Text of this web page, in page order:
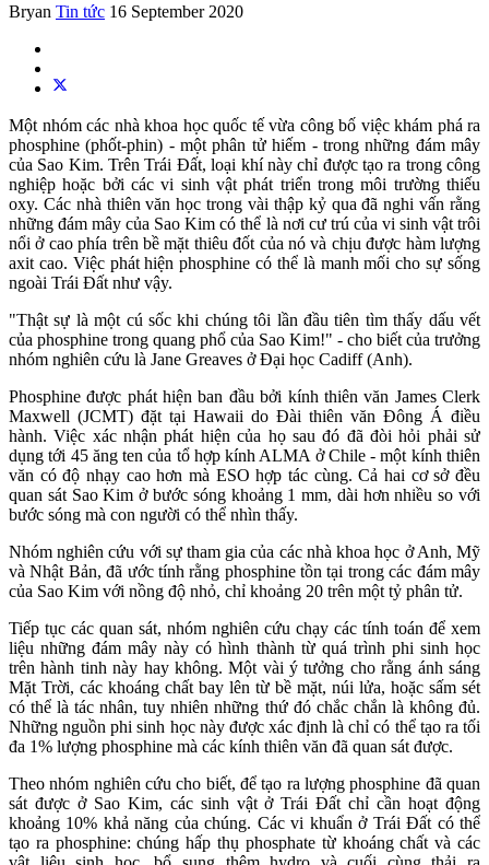
Bryan Tin tức 16 September 2020
Một nhóm các nhà khoa học quốc tế vừa công bố việc khám phá ra
phosphine (phốt-phin) - một phân tử hiếm - trong những đám mây
của Sao Kim. Trên Trái Đất, loại khí này chỉ được tạo ra trong công
nghiệp hoặc bởi các vi sinh vật phát triển trong môi trường thiếu
oxy. Các nhà thiên văn học trong vài thập kỷ qua đã nghi vấn rằng
những đám mây của Sao Kim có thể là nơi cư trú của vi sinh vật trôi
nổi ở cao phía trên bề mặt thiêu đốt của nó và chịu được hàm lượng
axit cao. Việc phát hiện phosphine có thể là manh mối cho sự sống
ngoài Trái Đất như vậy.
"Thật sự là một cú sốc khi chúng tôi lần đầu tiên tìm thấy dấu vết
của phosphine trong quang phổ của Sao Kim!" - cho biết của trưởng
nhóm nghiên cứu là Jane Greaves ở Đại học Cadiff (Anh).
Phosphine được phát hiện ban đầu bởi kính thiên văn James Clerk
Maxwell (JCMT) đặt tại Hawaii do Đài thiên văn Đông Á điều
hành. Việc xác nhận phát hiện của họ sau đó đã đòi hỏi phải sử
dụng tới 45 ăng ten của tổ hợp kính ALMA ở Chile - một kính thiên
văn có độ nhạy cao hơn mà ESO hợp tác cùng. Cả hai cơ sở đều
quan sát Sao Kim ở bước sóng khoảng 1 mm, dài hơn nhiều so với
bước sóng mà con người có thể nhìn thấy.
Nhóm nghiên cứu với sự tham gia của các nhà khoa học ở Anh, Mỹ
và Nhật Bản, đã ước tính rằng phosphine tồn tại trong các đám mây
của Sao Kim với nồng độ nhỏ, chỉ khoảng 20 trên một tỷ phân tử.
Tiếp tục các quan sát, nhóm nghiên cứu chạy các tính toán để xem
liệu những đám mây này có hình thành từ quá trình phi sinh học
trên hành tinh này hay không. Một vài ý tưởng cho rằng ánh sáng
Mặt Trời, các khoáng chất bay lên từ bề mặt, núi lửa, hoặc sấm sét
có thể là tác nhân, tuy nhiên những thứ đó chắc chắn là không đủ.
Những nguồn phi sinh học này được xác định là chỉ có thể tạo ra tối
đa 1% lượng phosphine mà các kính thiên văn đã quan sát được.
Theo nhóm nghiên cứu cho biết, để tạo ra lượng phosphine đã quan
sát được ở Sao Kim, các sinh vật ở Trái Đất chỉ cần hoạt động
khoảng 10% khả năng của chúng. Các vi khuẩn ở Trái Đất có thể
tạo ra phosphine: chúng hấp thụ phosphate từ khoáng chất và các